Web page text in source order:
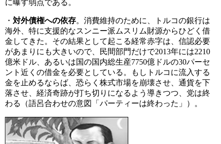
に曝す弱点である。
・ 対外債権への依存。消費維持のために、トルコの銀行は
海外、特に支援的なスンニー派ムスリム財源からひどく借
金してきた。その結果として起こる経常赤字は、信認必要
があまりにも大きいので、民間部門だけで2013年には2210
億米ドル、あるいは国の国内総生産7750億ドルの30パーセ
ント近くの借金を必要としている。もしトルコに流入する
金を止めるならば、恐らく株式市場を崩壊させ、通貨を下
落させ、経済奇跡が打ち切りになるよう導きつつ、党は終
わる（語呂合わせの意図「パーティーは終わった」）。